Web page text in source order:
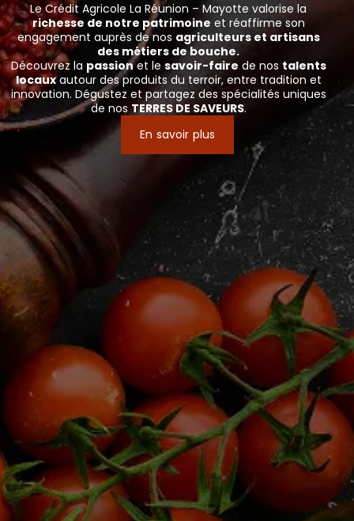
Le Crédit Agricole La Réunion – Mayotte valorise la
richesse de notre patrimoine et réaffirme son
engagement auprès de nos agriculteurs et artisans
des métiers de bouche.
Découvrez la passionet le savoir-faire de nos talents
locauxautour des produits du terroir, entre tradition et
innovation. Dégustez et partagez des spécialités uniques
de nos TERRES DE SAVEURS.
En savoir plus